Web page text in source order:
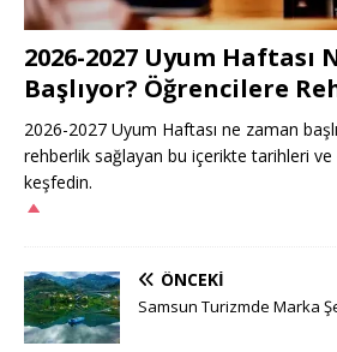
2026-2027 Uyum Haftası
Başlıyor? Öğrencilere
2026-2027 Uyum Haftası ne zaman
rehberlik sağlayan bu içerikte tarihleri
keşfedin.
ÖNCEKI
Samsun Turizmde Marka